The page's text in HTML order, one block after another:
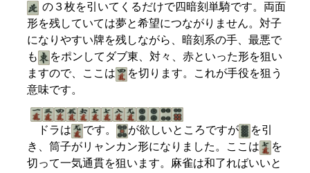
の３枚を引いてくるだけで四暗刻単騎です。両面
形を残していては夢と希望につながりません。対子
になりやすい牌を残しながら、暗刻系の手、最悪で
も
をポンしてダブ東、対々、赤といった形を狙い
ますので、ここは
を切ります。これが手役を狙う
意味です。
ドラは です。 が欲しいところですが
を引
き、筒子がリャンカン形になりました。ここは
を
切って一気通貫を狙います。麻雀は和了ればいいと